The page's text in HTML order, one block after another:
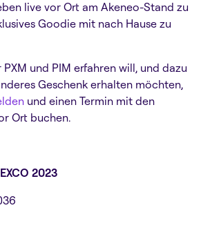
live vor Ort am Akeneo-Stand zu
Goodie mit nach Hause zu
und PIM erfahren will, und dazu
Geschenk erhalten möchten,
und einen Termin mit den
Ort buchen.
2023